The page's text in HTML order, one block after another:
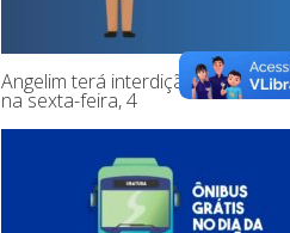
Angelim terá interdição de tráfego
na sexta-feira, 4